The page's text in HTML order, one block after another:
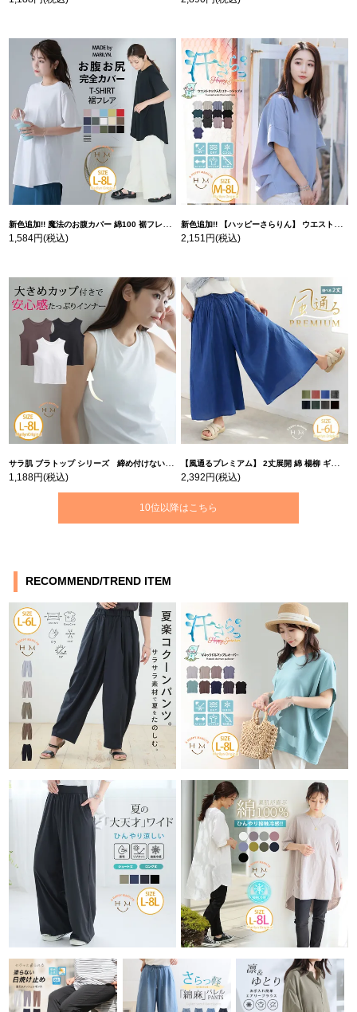
新色追加!! 魔法のお腹カバー 綿100 裾フレア Tシャツ | 大きいサイズの通販ならハッピーマリリン
1,584円(税込)
新色追加!! 【ハッピーさらりん】 ウエストタック入り スッキリ魅せ コクーントップス | 大きいサイズの通販ならハッピーマリリン
2,151円(税込)
サラ肌 ブラトップ シリーズ 締め付けない リブ タンクトップ | 大きいサイズの通販ならハッピーマリリン
1,188円(税込)
【風通るプレミアム】 2丈展開 綿 楊柳 ギャザー フレア スカンツ 【ウェストゴム】 | 大きいサイズの通販ならハッピーマリリン
2,392円(税込)
10位以降はこちら
RECOMMEND/TREND ITEM